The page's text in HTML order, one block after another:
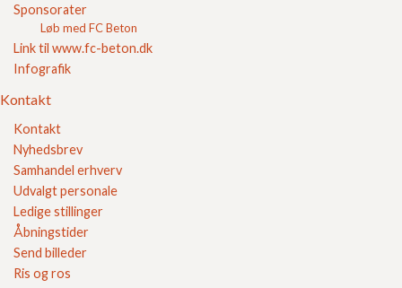
Sponsorater
Løb med FC Beton
Link til www.fc-beton.dk
Infografik
Kontakt
Kontakt
Nyhedsbrev
Samhandel erhverv
Udvalgt personale
Ledige stillinger
Åbningstider
Send billeder
Ris og ros
Samarbejdspartnere
98 34 34 11